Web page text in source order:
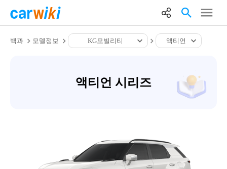
백과 모델정보 KG모빌리티 액티언
액티언 시리즈